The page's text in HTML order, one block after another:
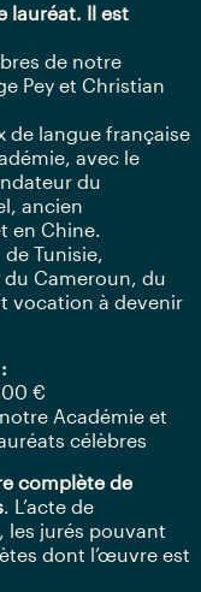
lauréat. Il est
de notre
Pey et Christian
de langue française
avec le
du
ancien
en Chine.
Tunisie,
du Cameroun, du
vocation à devenir
€
Académie et
célèbres
complète de
. L’acte de
les jurés pouvant
dont l’œuvre est